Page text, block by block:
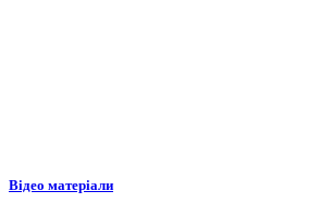
Відео матеріали